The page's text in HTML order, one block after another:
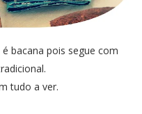
bacana pois segue com
tudo a ver.